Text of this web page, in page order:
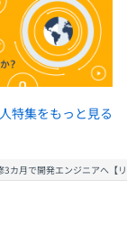
特集をもっと見る
カ月で開発エンジニアへ【